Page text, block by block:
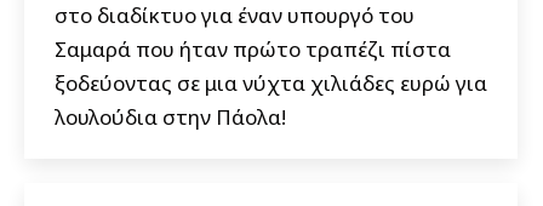
στο διαδίκτυο για έναν υπουργό του
Σαμαρά που ήταν πρώτο τραπέζι πίστα
ξοδεύοντας σε μια νύχτα χιλιάδες ευρώ για
λουλούδια στην Πάολα!